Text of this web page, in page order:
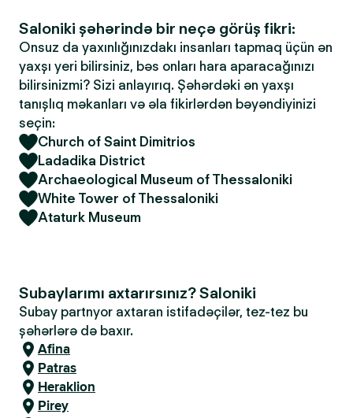
Saloniki şəhərində bir neçə görüş fikri:
Onsuz da yaxınlığınızdakı insanları tapmaq üçün ən
yaxşı yeri bilirsiniz, bəs onları hara aparacağınızı
bilirsinizmi? Sizi anlayırıq. Şəhərdəki ən yaxşı
tanışlıq məkanları və əla fikirlərdən bəyəndiyinizi
seçin:
Church of Saint Dimitrios
Ladadika District
Archaeological Museum of Thessaloniki
White Tower of Thessaloniki
Ataturk Museum
Subaylarımı axtarırsınız? Saloniki
Subay partnyor axtaran istifadəçilər, tez-tez bu
şəhərlərə də baxır.
Afina
Patras
Heraklion
Pirey